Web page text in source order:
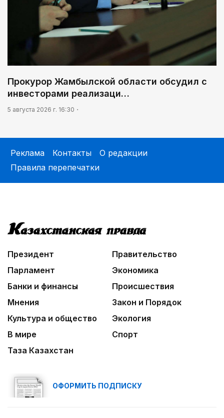
Прокурор Жамбылской области обсудил с
инвесторами реализаци…
5 августа 2026 г. 16:30
Реклама Контакты
О редакции
Правила перепечатки
Президент
Правительство
Парламент
Экономика
Банки и финансы
Происшествия
Мнения
Закон и Порядок
Культура и общество
Экология
В мире
Спорт
Таза Казахстан
ОФОРМИТЬ ПОДПИСКУ